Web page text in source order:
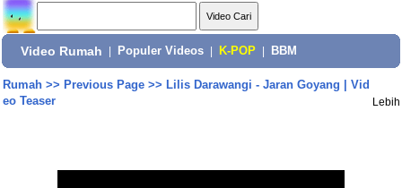
Video Rumah Populer Videos K-POP BBM
Rumah>> Previous Page>> Lilis Darawangi - Jaran Goyang | Vid
eo Teaser
Lebih